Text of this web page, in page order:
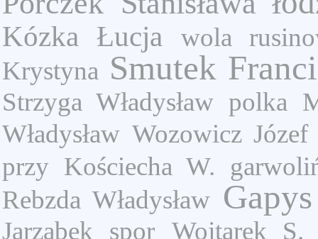
Kózka Łucja
wola
Krystyna Smutek
Strzyga Władysław polka
Władysław Wozowicz Józef
przy Kościecha W.
Rebzda Władysław
Jarząbek spor Wojtarek S.